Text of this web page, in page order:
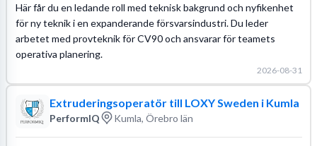
Här får du en ledande roll med teknisk bakgrund och nyfikenhet
för ny teknik i en expanderande försvarsindustri. Du leder
arbetet med provteknik för CV90 och ansvarar för teamets
operativa planering.
2026-08-31
Extruderingsoperatör till LOXY Sweden i Kumla
PerformIQ Kumla, Örebro län